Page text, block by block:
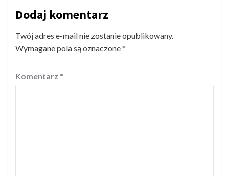
Dodaj komentarz
Twój adres e-mail nie zostanie opublikowany.
Wymagane pola są oznaczone*
Komentarz *